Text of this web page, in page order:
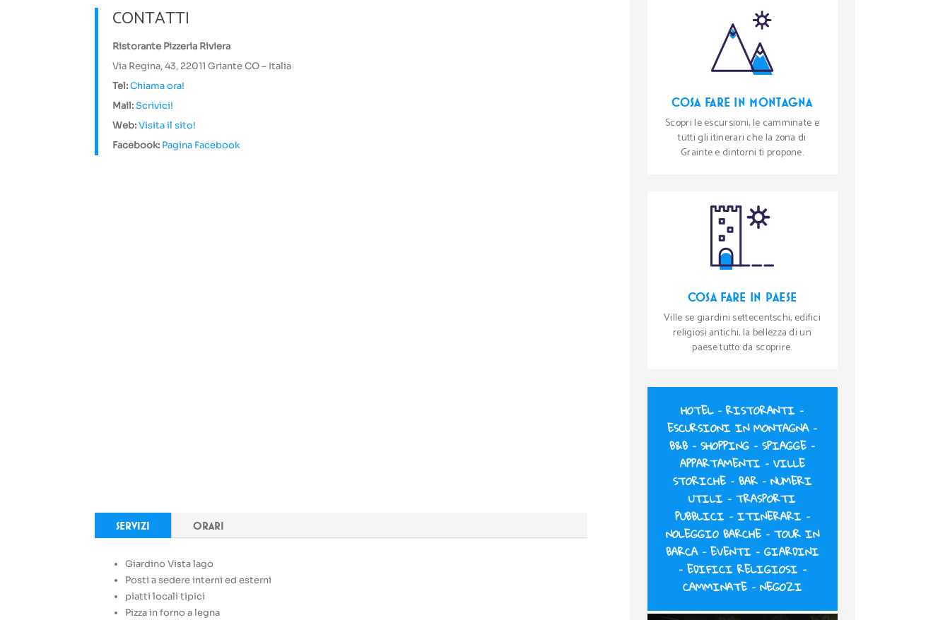
CONTATTI
Ristorante Pizzeria Riviera
Via Regina, 43, 22011 Griante CO – Italia
Tel: Chiama ora!
Mail: Scrivici!
Web: Visita il sito!
Facebook: Pagina Facebook
SERVIZI ORARI
Giardino Vista lago
Posti a sedere interni ed esterni
piatti locali tipici
Pizza in forno a legna
COSA FARE IN MONTAGNA
Scopri le escursioni, le camminate e
tutti gli itinerari che la zona di
Grainte e dintorni ti propone.
COSA FARE IN PAESE
Ville se giardini settecentschi, edifici
religiosi antichi, la bellezza di un
paese tutto da scoprire.
HOTEL–RISTORANTI –
ESCURSIONI IN MONTAGNA–
B&B–SHOPPING –SPIAGGE –
APPARTAMENTI– VILLE
STORICHE– BAR– NUMERI
UTILI –TRASPORTI
PUBBLICI– ITINERARI–
NOLEGGIO BARCHE– TOUR IN
BARCA– EVENTI– GIARDINI
– EDIFICI RELIGIOSI–
CAMMINATE– NEGOZI